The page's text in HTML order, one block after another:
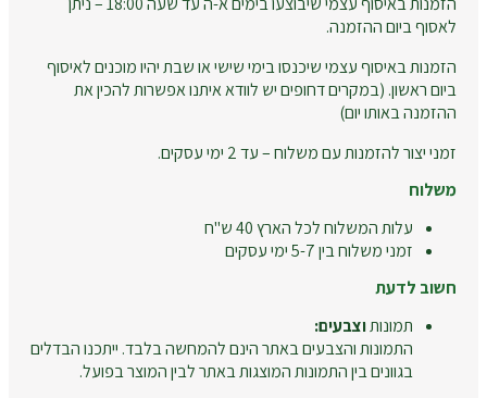
לאסוף ביום ההזמנה.
הזמנות באיסוף עצמי שיכנסו בימי שישי או שבת יהיו מוכנים לאיסוף
ביום ראשון. (במקרים דחופים יש לוודא איתנו אפשרות להכין את
ההזמנה באותו יום)
זמני יצור להזמנות עם משלוח – עד 2 ימי עסקים.
משלוח
עלות המשלוח לכל הארץ 40 ש"ח
זמני משלוח בין 5-7 ימי עסקים
חשוב לדעת
תמונותוצבעים:
התמונות והצבעים באתר הינם להמחשה בלבד. ייתכנו הבדלים
בגוונים בין התמונות המוצגות באתר לבין המוצר בפועל.